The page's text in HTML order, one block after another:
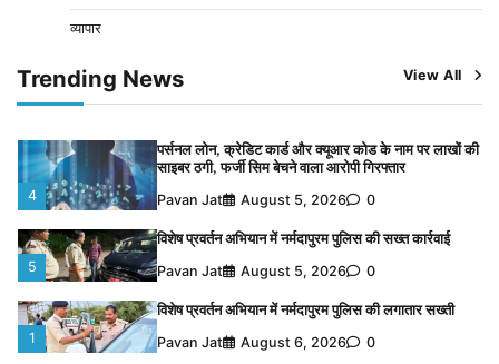
व्यापार
Trending News View All
3
क्विंटल खराब अनाज वेयरहाउस ने लौटाया
4
पर्सनल लोन, क्रेडिट कार्ड और क्यूआर कोड के नाम पर लाखों की
साइबर ठगी, फर्जी सिम बेचने वाला आरोपी गिरफ्तार
Pavan Jat August 5, 2026 0
5
विशेष प्रवर्तन अभियान में नर्मदापुरम पुलिस की सख्त कार्रवाई
Pavan Jat August 5, 2026 0
1
विशेष प्रवर्तन अभियान में नर्मदापुरम पुलिस की लगातार सख्ती
Pavan Jat August 6, 2026 0